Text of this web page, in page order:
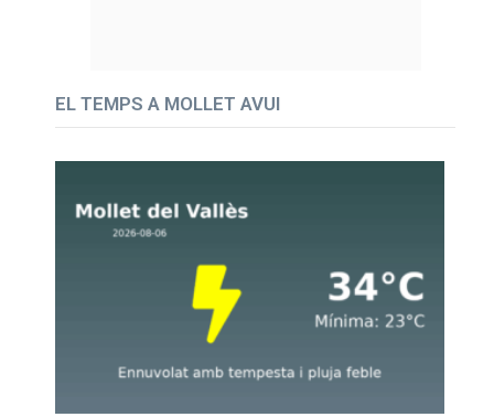
EL TEMPS A MOLLET AVUI